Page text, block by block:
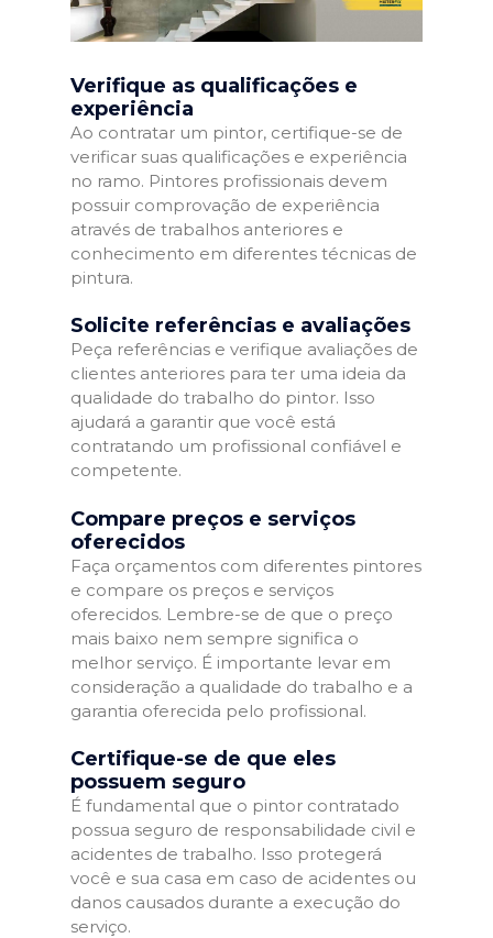
Verifique as qualificações e
experiência
Ao contratar um pintor, certifique-se de
verificar suas qualificações e experiência
no ramo. Pintores profissionais devem
possuir comprovação de experiência
através de trabalhos anteriores e
conhecimento em diferentes técnicas de
pintura.
Solicite referências e avaliações
Peça referências e verifique avaliações de
clientes anteriores para ter uma ideia da
qualidade do trabalho do pintor. Isso
ajudará a garantir que você está
contratando um profissional confiável e
competente.
Compare preços e serviços
oferecidos
Faça orçamentos com diferentes pintores
e compare os preços e serviços
oferecidos. Lembre-se de que o preço
mais baixo nem sempre significa o
melhor serviço. É importante levar em
consideração a qualidade do trabalho e a
garantia oferecida pelo profissional.
Certifique-se de que eles
possuem seguro
É fundamental que o pintor contratado
possua seguro de responsabilidade civil e
acidentes de trabalho. Isso protegerá
você e sua casa em caso de acidentes ou
danos causados durante a execução do
serviço.